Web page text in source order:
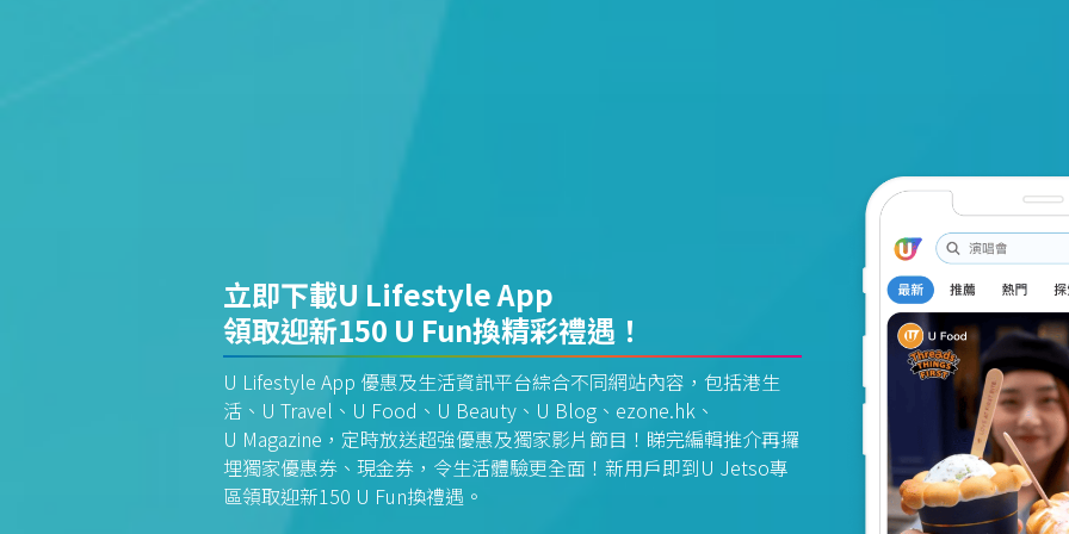
立即下載U Lifestyle App
領取迎新150 U Fun換精彩禮遇！
U Lifestyle App 優惠及生活資訊平台綜合不同網站內容，包括港生
活、U Travel、U Food、U Beauty、U Blog、ezone.hk、
U Magazine，定時放送超強優惠及獨家影片節目！睇完編輯推介再攞
埋獨家優惠券、現金券，令生活體驗更全面！新用戶即到U Jetso專
區領取迎新150 U Fun換禮遇。